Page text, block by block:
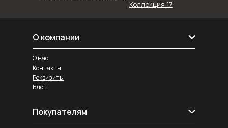
Коллекция 17
О компании
Реквизиты
Блог
О нас
Контакты
Покупателям